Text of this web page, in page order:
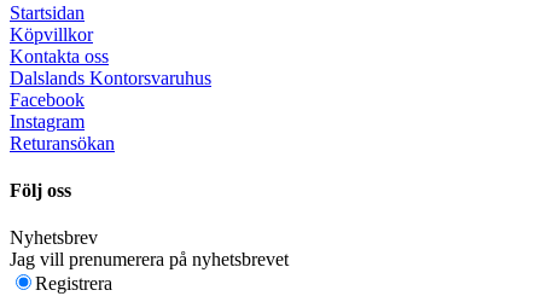
Startsidan
Köpvillkor
Kontakta oss
Dalslands Kontorsvaruhus
Facebook
Instagram
Returansökan
Följ oss
Nyhetsbrev
Jag vill prenumerera på nyhetsbrevet
Registrera